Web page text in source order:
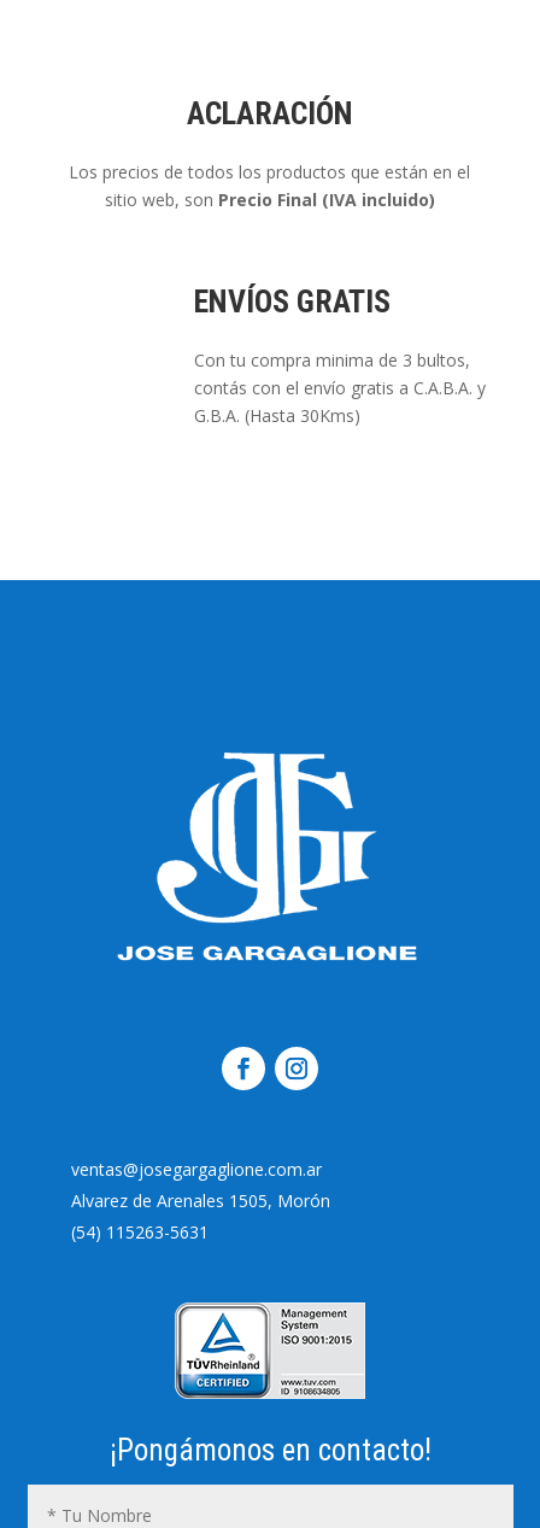
ACLARACIÓN
Los precios de todos los productos que están en el
sitio web, son Precio Final (IVA incluido)
ENVÍOS GRATIS
Con tu compra minima de 3 bultos,
contás con el envío gratis a C.A.B.A. y
G.B.A. (Hasta 30Kms)
ventas@josegargaglione.com.ar
Alvarez de Arenales 1505, Morón
(54) 115263-5631
¡Pongámonos en contacto!